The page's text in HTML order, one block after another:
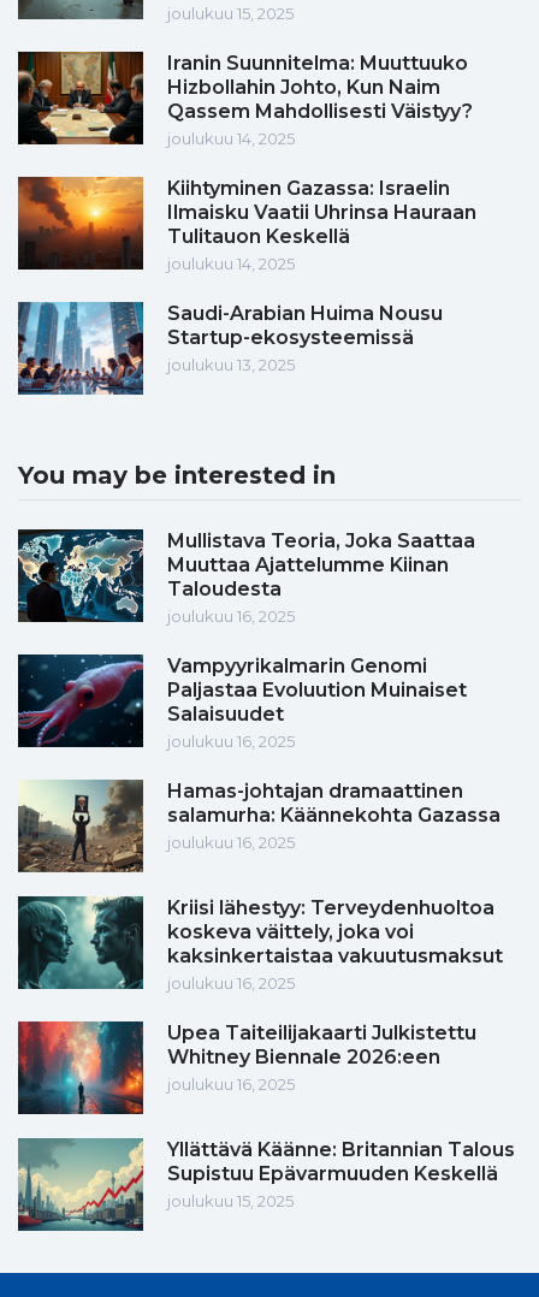
joulukuu 15, 2025
Iranin Suunnitelma: Muuttuuko
Hizbollahin Johto, Kun Naim
Qassem Mahdollisesti Väistyy?
joulukuu 14, 2025
Kiihtyminen Gazassa: Israelin
Ilmaisku Vaatii Uhrinsa Hauraan
Tulitauon Keskellä
joulukuu 14, 2025
Saudi-Arabian Huima Nousu
Startup-ekosysteemissä
joulukuu 13, 2025
You may be interested in
Mullistava Teoria, Joka Saattaa
Muuttaa Ajattelumme Kiinan
Taloudesta
joulukuu 16, 2025
Vampyyrikalmarin Genomi
Paljastaa Evoluution Muinaiset
Salaisuudet
joulukuu 16, 2025
Hamas-johtajan dramaattinen
salamurha: Käännekohta Gazassa
joulukuu 16, 2025
Kriisi lähestyy: Terveydenhuoltoa
koskeva väittely, joka voi
kaksinkertaistaa vakuutusmaksut
joulukuu 16, 2025
Upea Taiteilijakaarti Julkistettu
Whitney Biennale 2026:een
joulukuu 16, 2025
Yllättävä Käänne: Britannian Talous
Supistuu Epävarmuuden Keskellä
joulukuu 15, 2025